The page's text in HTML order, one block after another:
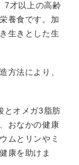
7才以上の高齢
養食です。加
生きとした生
方法により、
とオメガ3脂肪
おなかの健康
ムとリンやミ
康を助けま